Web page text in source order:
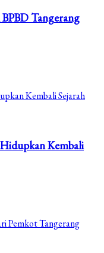
Tangerang
Kembali